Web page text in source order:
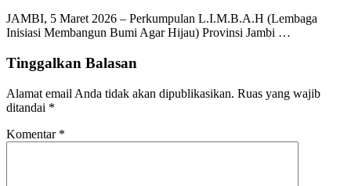
JAMBI, 5 Maret 2026 – Perkumpulan L.I.M.B.A.H (Lembaga
Inisiasi Membangun Bumi Agar Hijau) Provinsi Jambi …
Tinggalkan Balasan
Alamat email Anda tidak akan dipublikasikan. Ruas yang wajib
ditandai *
Komentar *